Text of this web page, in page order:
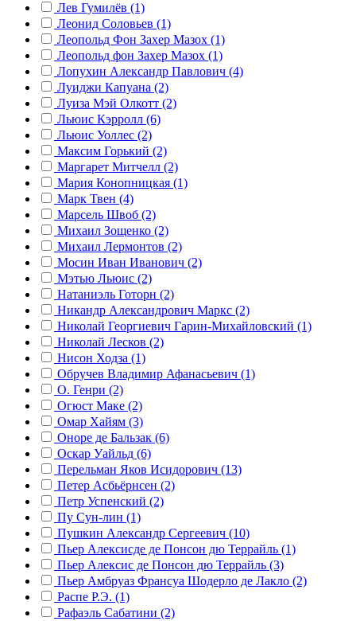
Лев Гумилёв (1)
Леонид Соловьев (1)
Леопольд Фон Захер Мазох (1)
Леопольд фон Захер Мазох (1)
Лопухин Александр Павлович (4)
Луиджи Капуана (2)
Луиза Мэй Олкотт (2)
Льюис Кэрролл (6)
Льюис Уоллес (2)
Максим Горький (2)
Маргарет Митчелл (2)
Мария Конопницкая (1)
Марк Твен (4)
Марсель Швоб (2)
Михаил Зощенко (2)
Михаил Лермонтов (2)
Мосин Иван Иванович (2)
Мэтью Льюис (2)
Натаниэль Готорн (2)
Никандр Александрович Маркс (2)
Николай Георгиевич Гарин-Михайловский (1)
Николай Лесков (2)
Нисон Ходза (1)
Обручев Владимир Афанасьевич (1)
О. Генри (2)
Огюст Маке (2)
Омар Хайям (3)
Оноре де Бальзак (6)
Оскар Уайльд (6)
Перельман Яков Исидорович (13)
Петер Асбьёрнсен (2)
Петр Успенский (2)
Пу Сун-лин (1)
Пушкин Александр Сергеевич (10)
Пьер Алексисде де Понсон дю Террайль (1)
Пьер Алексис де Понсон дю Террайль (3)
Пьер Амбруаз Франсуа Шодерло де Лакло (2)
Распе Р.Э. (1)
Рафаэль Сабатини (2)